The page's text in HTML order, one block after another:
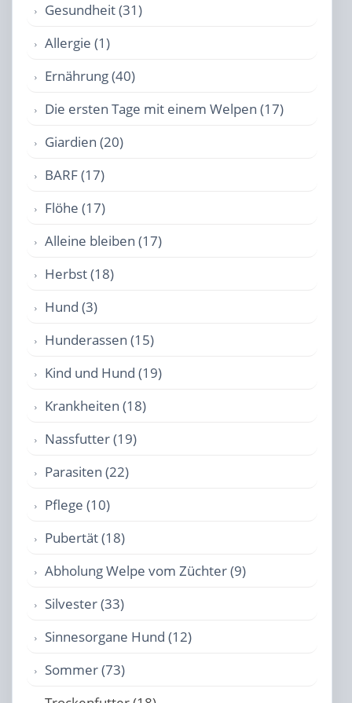
Gesundheit (31)
Allergie (1)
Ernährung (40)
Die ersten Tage mit einem Welpen (17)
Giardien (20)
BARF (17)
Flöhe (17)
Alleine bleiben (17)
Herbst (18)
Hund (3)
Hunderassen (15)
Kind und Hund (19)
Krankheiten (18)
Nassfutter (19)
Parasiten (22)
Pflege (10)
Pubertät (18)
Abholung Welpe vom Züchter (9)
Silvester (33)
Sinnesorgane Hund (12)
Sommer (73)